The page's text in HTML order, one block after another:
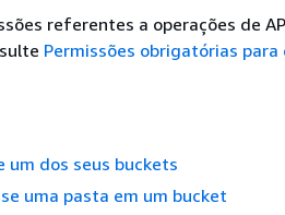
referentes a operações de
Permissões obrigatórias para
um dos seus buckets
uma pasta em um bucket